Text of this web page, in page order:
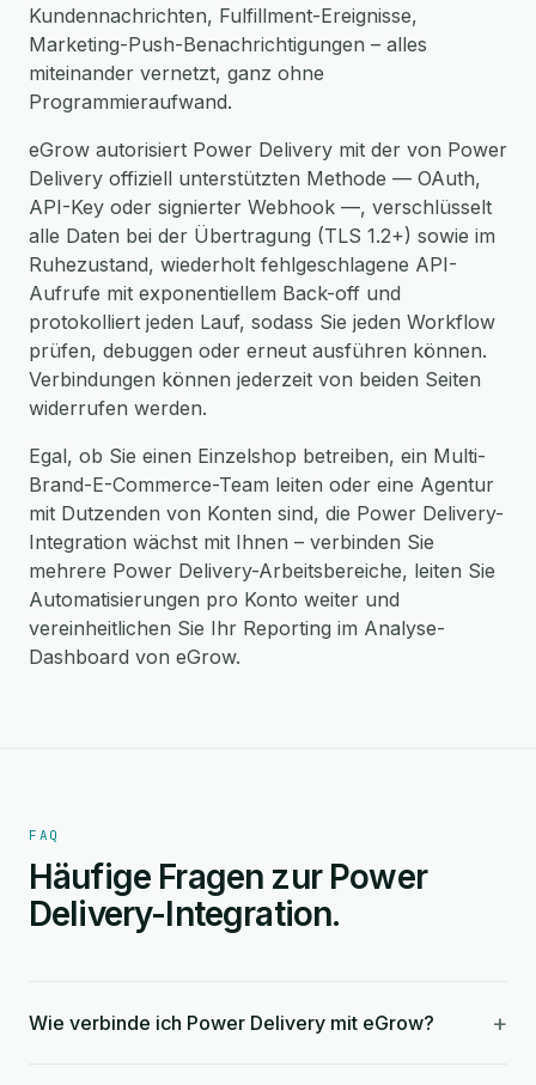
Kundennachrichten, Fulfillment-Ereignisse,
Marketing-Push-Benachrichtigungen – alles
miteinander vernetzt, ganz ohne
Programmieraufwand.
eGrow autorisiert Power Delivery mit der von Power
Delivery offiziell unterstützten Methode — OAuth,
API-Key oder signierter Webhook —, verschlüsselt
alle Daten bei der Übertragung (TLS 1.2+) sowie im
Ruhezustand, wiederholt fehlgeschlagene API-
Aufrufe mit exponentiellem Back-off und
protokolliert jeden Lauf, sodass Sie jeden Workflow
prüfen, debuggen oder erneut ausführen können.
Verbindungen können jederzeit von beiden Seiten
widerrufen werden.
Egal, ob Sie einen Einzelshop betreiben, ein Multi-
Brand-E-Commerce-Team leiten oder eine Agentur
mit Dutzenden von Konten sind, die Power Delivery-
Integration wächst mit Ihnen – verbinden Sie
mehrere Power Delivery-Arbeitsbereiche, leiten Sie
Automatisierungen pro Konto weiter und
vereinheitlichen Sie Ihr Reporting im Analyse-
Dashboard von eGrow.
FAQ
Häufige Fragen zur Power
Delivery-Integration.
Wie verbinde ich Power Delivery mit eGrow? +